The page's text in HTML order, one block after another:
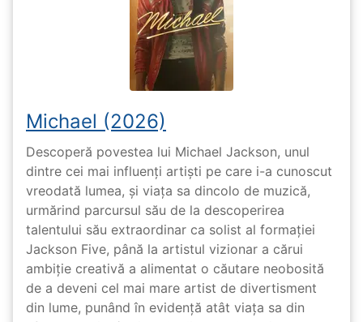
Michael (2026)
Descoperă povestea lui Michael Jackson, unul
dintre cei mai influenți artiști pe care i-a cunoscut
vreodată lumea, și viața sa dincolo de muzică,
urmărind parcursul său de la descoperirea
talentului său extraordinar ca solist al formației
Jackson Five, până la artistul vizionar a cărui
ambiție creativă a alimentat o căutare neobosită
de a deveni cel mai mare artist de divertisment
din lume, punând în evidență atât viața sa din